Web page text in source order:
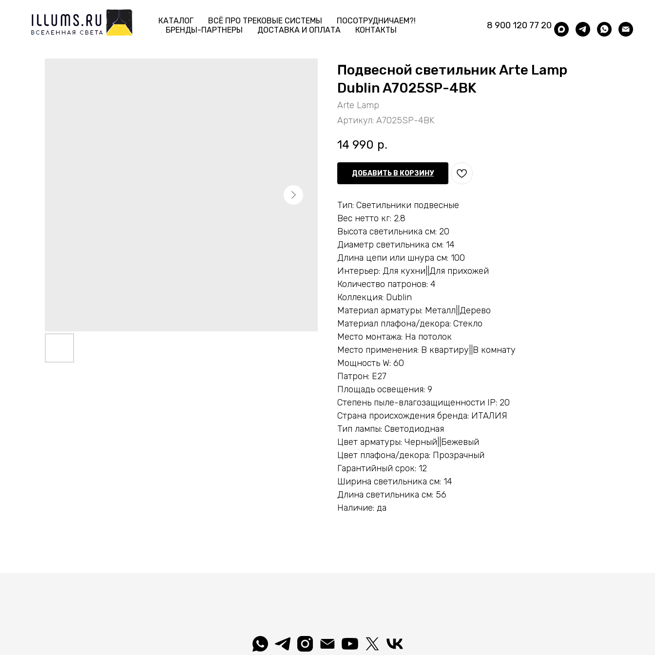
КАТАЛОГ ВСЁ ПРО ТРЕКОВЫЕ СИСТЕМЫ
ПОСОТРУДНИЧАЕМ?!
БРЕНДЫ-ПАРТНЕРЫ
ДОСТАВКА И ОПЛАТА КОНТАКТЫ 8 900 120 77 20
Подвесной светильник Arte Lamp
Dublin A7025SP-4BK
Arte Lamp
Артикул: A7025SP-4BK
14 990 р.
ДОБАВИТЬ В КОРЗИНУ
Тип: Светильники подвесные
Вес нетто кг: 2.8
Высота светильника см: 20
Диаметр светильника см: 14
Длина цепи или шнура см: 100
Интерьер: Для кухни||Для прихожей
Количество патронов: 4
Коллекция: Dublin
Материал арматуры: Металл||Дерево
Материал плафона/декора: Стекло
Место монтажа: На потолок
Место применения: В квартиру||В комнату
Мощность W: 60
Патрон: E27
Площадь освещения: 9
Степень пыле-влагозащищенности IP: 20
Страна происхождения бренда: ИТАЛИЯ
Тип лампы: Светодиодная
Цвет арматуры: Черный||Бежевый
Цвет плафона/декора: Прозрачный
Гарантийный срок: 12
Ширина светильника см: 14
Длина светильника см: 56
Наличие: да